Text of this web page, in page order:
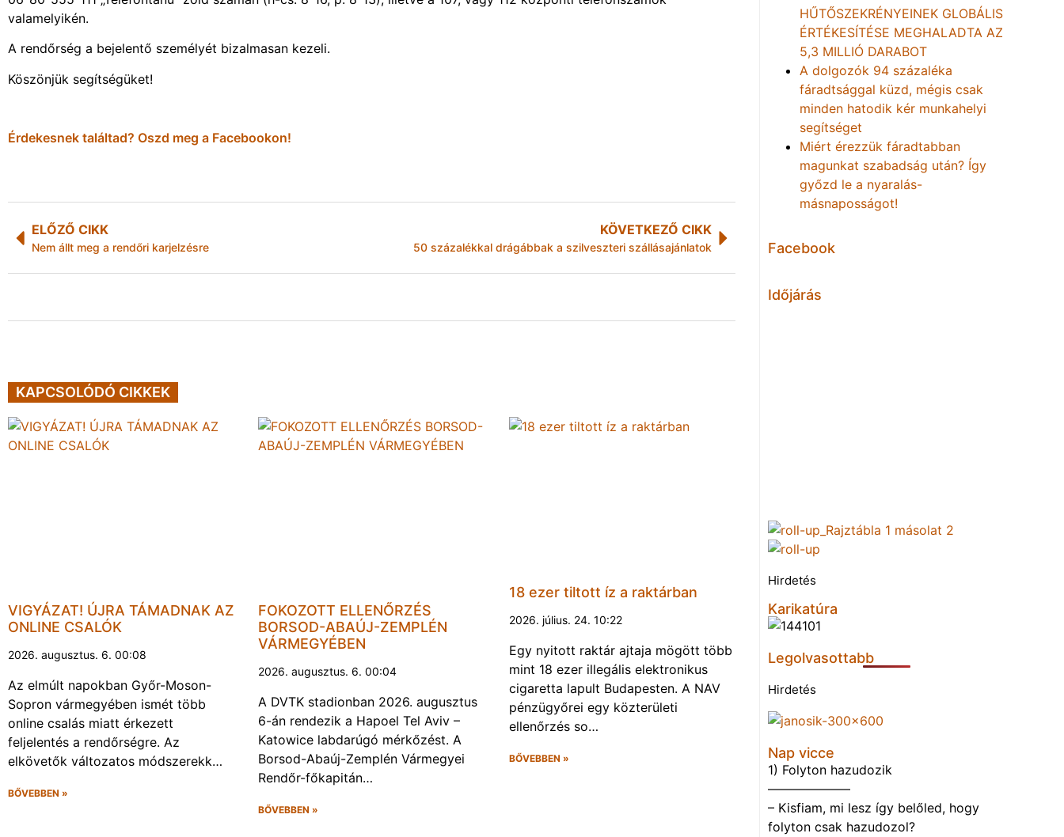
valamelyikén.
A rendőrség a bejelentő személyét bizalmasan kezeli.
Köszönjük segítségüket!
Érdekesnek találtad? Oszd meg a Facebookon!
ELŐZŐ CIKK
Nem állt meg a rendőri karjelzésre
KÖVETKEZŐ CIKK
50 százalékkal drágábbak a szilveszteri szállásajánlatok
KAPCSOLÓDÓ CIKKEK
VIGYÁZAT! ÚJRA TÁMADNAK AZ
ONLINE CSALÓK
2026. augusztus. 6. 00:08
Az elmúlt napokban Győr-Moson-
Sopron vármegyében ismét több
online csalás miatt érkezett
feljelentés a rendőrségre. Az
elkövetők változatos módszerekk…
BŐVEBBEN »
FOKOZOTT ELLENŐRZÉS
BORSOD-ABAÚJ-ZEMPLÉN
VÁRMEGYÉBEN
2026. augusztus. 6. 00:04
A DVTK stadionban 2026. augusztus
6-án rendezik a Hapoel Tel Aviv –
Katowice labdarúgó mérkőzést. A
Borsod-Abaúj-Zemplén Vármegyei
Rendőr-főkapitán…
BŐVEBBEN »
18 ezer tiltott íz a raktárban
2026. július. 24. 10:22
Egy nyitott raktár ajtaja mögött több
mint 18 ezer illegális elektronikus
cigaretta lapult Budapesten. A NAV
pénzügyőrei egy közterületi
ellenőrzés so…
BŐVEBBEN »
HŰTŐSZEKRÉNYEINEK GLOBÁLIS
ÉRTÉKESÍTÉSE MEGHALADTA AZ
5,3 MILLIÓ DARABOT
A dolgozók 94 százaléka
fáradtsággal küzd, mégis csak
minden hatodik kér munkahelyi
segítséget
Miért érezzük fáradtabban
magunkat szabadság után? Így
győzd le a nyaralás-
másnaposságot!
Facebook
Időjárás
Hirdetés
Karikatúra
Legolvasottabb
Hirdetés
Nap vicce
1) Folyton hazudozik
——————–
– Kisfiam, mi lesz így belőled, hogy
folyton csak hazudozol?